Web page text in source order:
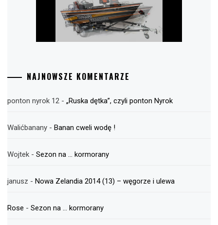
NAJNOWSZE KOMENTARZE
ponton nyrok 12 - „Ruska dętka”, czyli ponton Nyrok
Walićbanany - Banan cweli wodę !
Wojtek - Sezon na … kormorany
janusz - Nowa Zelandia 2014 (13) – węgorze i ulewa
Rose - Sezon na … kormorany